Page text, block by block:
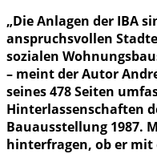
„Die Anlagen der IBA
anspruchsvollen
sozialen
– meint der Autor
seines 478 Seiten
Hinterlassenschaften
Bauausstellung 1987.
hinterfragen, ob er mit